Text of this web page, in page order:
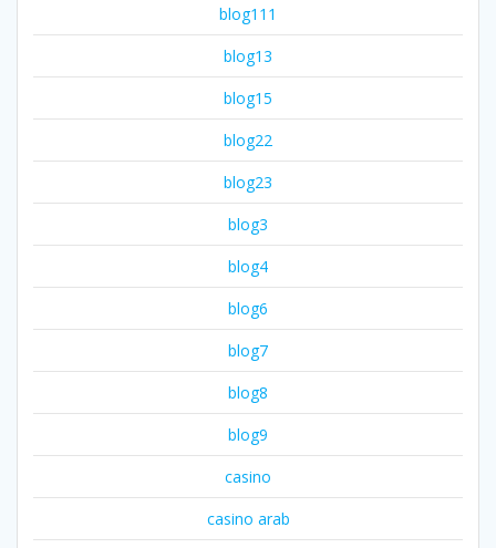
blog111
blog13
blog15
blog22
blog23
blog3
blog4
blog6
blog7
blog8
blog9
casino
casino arab